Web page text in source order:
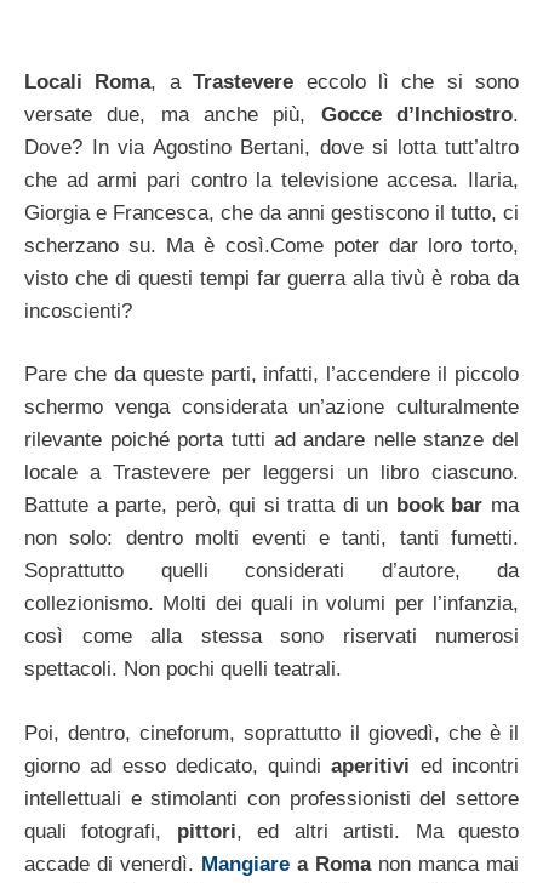
Locali Roma, aTrastevere eccolo lì che si sono
versate due, ma anche più, Gocce d’Inchiostro.
Dove? In via Agostino Bertani, dove si lotta tutt’altro
che ad armi pari contro la televisione accesa. Ilaria,
Giorgia e Francesca, che da anni gestiscono il tutto, ci
scherzano su. Ma è così.Come poter dar loro torto,
visto che di questi tempi far guerra alla tivù è roba da
incoscienti?
Pare che da queste parti, infatti, l’accendere il piccolo
schermo venga considerata un’azione culturalmente
rilevante poiché porta tutti ad andare nelle stanze del
locale a Trastevere per leggersi un libro ciascuno.
Battute a parte, però, qui si tratta di un book bar ma
non solo: dentro molti eventi e tanti, tanti fumetti.
Soprattutto quelli considerati d’autore, da
collezionismo. Molti dei quali in volumi per l’infanzia,
così come alla stessa sono riservati numerosi
spettacoli. Non pochi quelli teatrali.
Poi, dentro, cineforum, soprattutto il giovedì, che è il
giorno ad esso dedicato, quindiaperitivi ed incontri
intellettuali e stimolanti con professionisti del settore
quali fotografi, pittori, ed altri artisti. Ma questo
accade di venerdì. Mangiare a Romanon manca mai